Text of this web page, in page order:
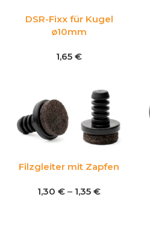
DSR-Fixx für Kugel
ø10mm
1,65 €
Filzgleiter mit Zapfen
1,30 € – 1,35 €